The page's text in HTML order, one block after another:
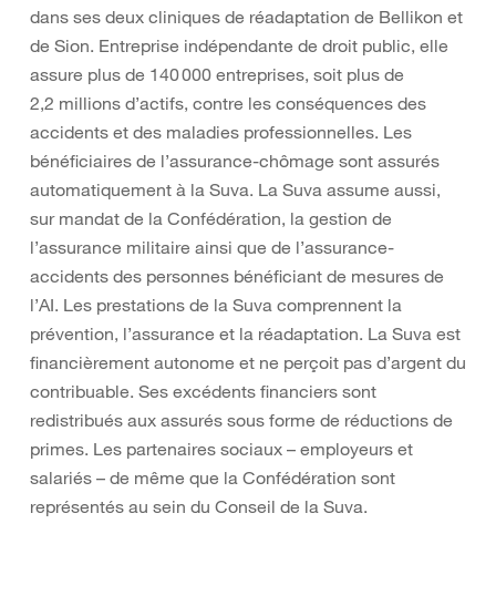
dans ses deux cliniques de réadaptation de Bellikon et
de Sion. Entreprise indépendante de droit public, elle
assure plus de 140 000 entreprises, soit plus de
2,2 millions d’actifs, contre les conséquences des
accidents et des maladies professionnelles. Les
bénéficiaires de l’assurance-chômage sont assurés
automatiquement à la Suva. La Suva assume aussi,
sur mandat de la Confédération, la gestion de
l’assurance militaire ainsi que de l’assurance-
accidents des personnes bénéficiant de mesures de
l’AI. Les prestations de la Suva comprennent la
prévention, l’assurance et la réadaptation. La Suva est
financièrement autonome et ne perçoit pas d’argent du
contribuable. Ses excédents financiers sont
redistribués aux assurés sous forme de réductions de
primes. Les partenaires sociaux – employeurs et
salariés – de même que la Confédération sont
représentés au sein du Conseil de la Suva.